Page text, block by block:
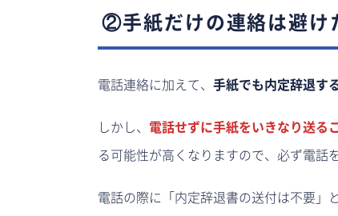
②手紙だけの連絡は避け
電話連絡に加えて、 手紙でも内定辞退す
しかし、 電話せずに手紙をいきなり送る
る可能性が高くなりますので、必ず電話
電話の際に「内定辞退書の送付は不要」